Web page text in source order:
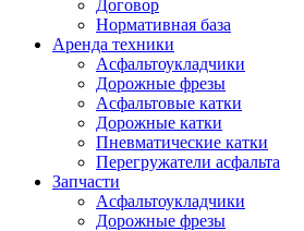
Договор
Нормативная база
Аренда техники
Асфальтоукладчики
Дорожные фрезы
Асфальтовые катки
Дорожные катки
Пневматические катки
Перегружатели асфальта
Запчасти
Асфальтоукладчики
Дорожные фрезы